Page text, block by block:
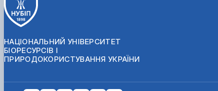
НАЦІОНАЛЬНИЙ УНІВЕРСИТЕТ
БІОРЕСУРСІВ І
ПРИРОДОКОРИСТУВАННЯ УКРАЇНИ